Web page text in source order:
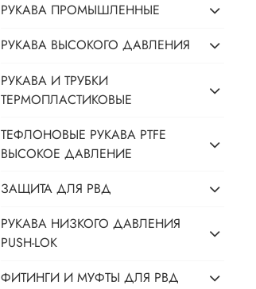
РУКАВА ПРОМЫШЛЕННЫЕ
РУКАВА ВЫСОКОГО ДАВЛЕНИЯ
РУКАВА И ТРУБКИ
ТЕРМОПЛАСТИКОВЫЕ
ТЕФЛОНОВЫЕ РУКАВА PTFE
ВЫСОКОЕ ДАВЛЕНИЕ
ЗАЩИТА ДЛЯ РВД
РУКАВА НИЗКОГО ДАВЛЕНИЯ
PUSH-LOK
ФИТИНГИ И МУФТЫ ДЛЯ РВД